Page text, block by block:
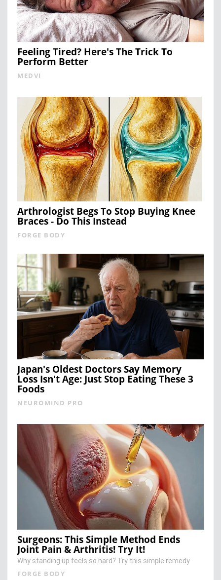
Feeling Tired? Here's The Trick To
Perform Better
MEDVI
Arthrologist Begs To Stop Buying Knee
Braces - Do This Instead
FORGE BODY
Japan's Oldest Doctors Say Memory
Loss Isn't Age: Just Stop Eating These 3
Foods
NEUROMIND PRO
Surgeons: This Simple Method Ends
Joint Pain & Arthritis! Try It!
Why standing up feels so hard? Try this simple remedy
FORGE BODY